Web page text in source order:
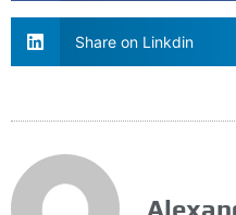
Share on Linkdin